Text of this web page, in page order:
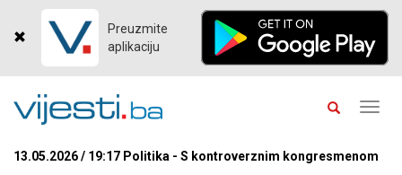
Preuzmite
aplikaciju
13.05.2026 / 19:17 Politika - S kontroverznim kongresmenom